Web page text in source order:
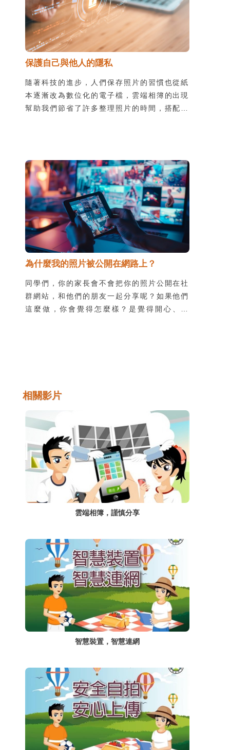
保護自己與他人的隱私
隨著科技的進步，人們保存照片的習慣也從紙
本逐漸改為數位化的電子檔，雲端相簿的出現
幫助我們節省了許多整理照片的時間，搭配行
原則就是「保護自已與他人的隱私」。
為什麼我的照片被公開在網路上？
同學們，你的家長會不會把你的照片公開在社
群網站，和他們的朋友一起分享呢？如果他們
這麼做，你會覺得怎麼樣？是覺得開心、尷
相關影片
雲端相簿，謹慎分享
智慧裝置，智慧連網